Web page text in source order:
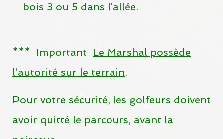
bois 3 ou 5 dans l’allée.
*** Important Le Marshal possède
l’autorité sur le terrain.
Pour votre sécurité, les golfeurs doivent
avoir quitté le parcours, avant la